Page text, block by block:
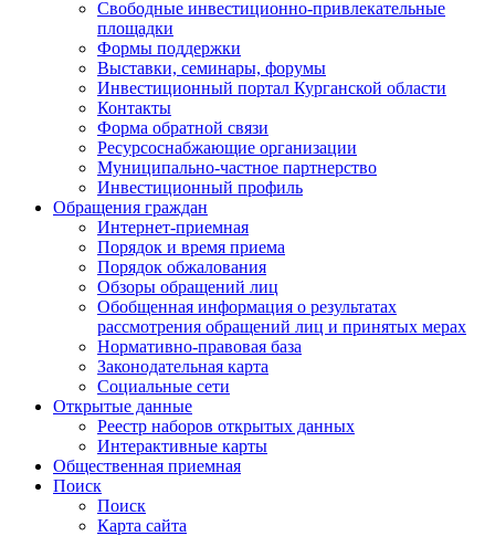
Свободные инвестиционно-привлекательные
площадки
Формы поддержки
Выставки, семинары, форумы
Инвестиционный портал Курганской области
Контакты
Форма обратной связи
Ресурсоснабжающие организации
Муниципально-частное партнерство
Инвестиционный профиль
Обращения граждан
Интернет-приемная
Порядок и время приема
Порядок обжалования
Обзоры обращений лиц
Обобщенная информация о результатах
рассмотрения обращений лиц и принятых мерах
Нормативно-правовая база
Законодательная карта
Социальные сети
Открытые данные
Реестр наборов открытых данных
Интерактивные карты
Общественная приемная
Поиск
Поиск
Карта сайта